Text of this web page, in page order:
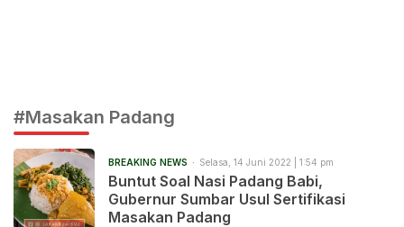
#Masakan Padang
BREAKING NEWS Selasa, 14 Juni 2022 | 1:54 pm
Buntut Soal Nasi Padang Babi,
Gubernur Sumbar Usul Sertifikasi
Masakan Padang